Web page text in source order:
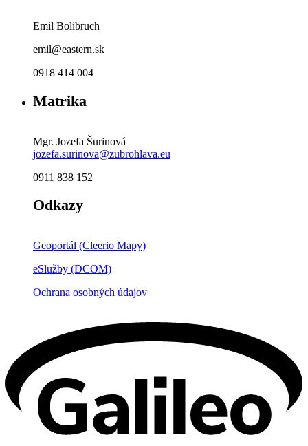
Emil Bolibruch
emil@eastern.sk
0918 414 004
Matrika
Mgr. Jozefa Šurinová
jozefa.surinova@zubrohlava.eu
0911 838 152
Odkazy
Geoportál (Cleerio Mapy)
eSlužby (DCOM)
Ochrana osobných údajov